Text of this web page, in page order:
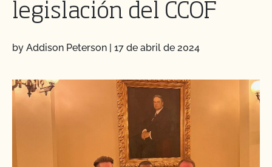
legislación del CCOF
by Addison Peterson | 17 de abril de 2024